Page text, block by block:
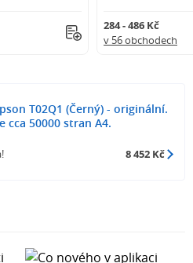
284 - 486 Kč
v 56 obchodech
T02Q1 (Černý) - originální.
cca 50000 stran A4.
8 452 Kč